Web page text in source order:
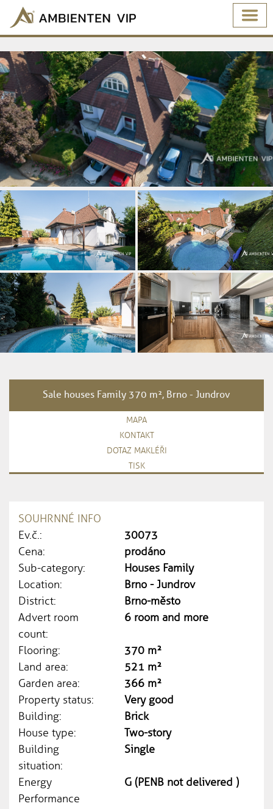
Sale houses Family 370 m², Brno - Jundrov
MAPA
KONTAKT
DOTAZ MAKLÉŘI
TISK
SOUHRNNÉ INFO
Ev.č.:
30073
Cena:
prodáno
Sub-category:
Houses Family
Location:
Brno - Jundrov
District:
Brno-město
Advert room
count:
6 room and more
Flooring:
370 m²
Land area:
521 m²
Garden area:
366 m²
Property status:
Very good
Building:
Brick
House type:
Two-story
Building
situation:
Single
Energy
Performance
G (PENB not delivered )